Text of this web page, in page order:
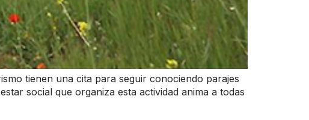
tienen una cita para seguir conociendo parajes
social que organiza esta actividad anima a todas